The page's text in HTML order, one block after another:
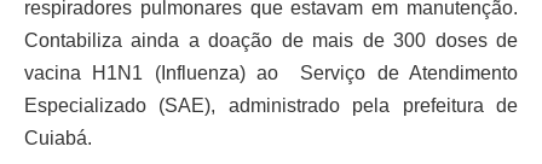
respiradores pulmonares que estavam em manutenção.
Contabiliza ainda a doação de mais de 300 doses de
vacina H1N1 (Influenza) ao Serviço de Atendimento
Especializado (SAE), administrado pela prefeitura de
Cuiabá.